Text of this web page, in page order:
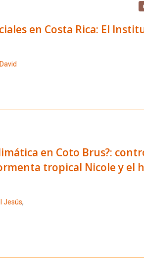
en Costa Rica: El
en Coto Brus?:
tropical Nicole y el
Jesús,